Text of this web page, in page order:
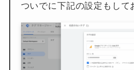
ついでに下記の設定もして